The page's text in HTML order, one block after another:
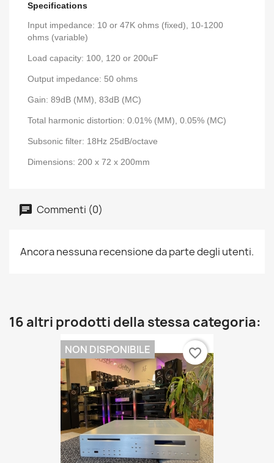
Specifications
Input impedance: 10 or 47K ohms (fixed), 10-1200
ohms (variable)
Load capacity: 100, 120 or 200uF
Output impedance: 50 ohms
Gain: 89dB (MM), 83dB (MC)
Total harmonic distortion: 0.01% (MM), 0.05% (MC)
Subsonic filter: 18Hz 25dB/octave
Dimensions: 200 x 72 x 200mm
Commenti (0)
Ancora nessuna recensione da parte degli utenti.
16 altri prodotti della stessa categoria:
NON DISPONIBILE favorite_border